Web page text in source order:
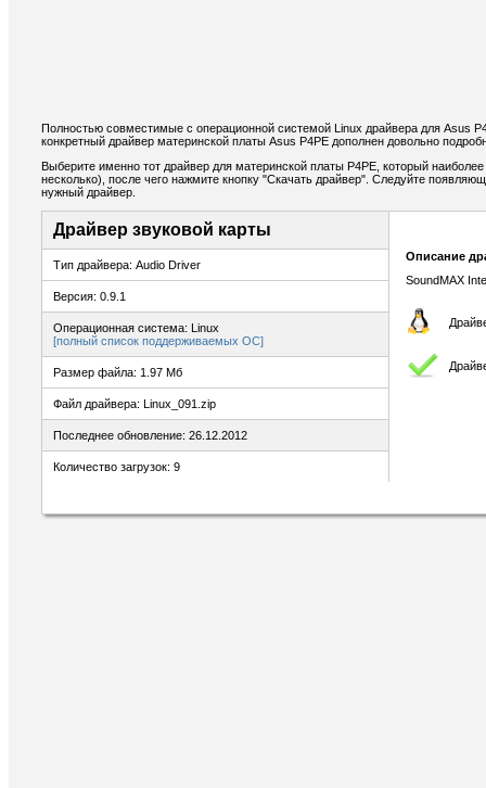
Полностью совместимые с операционной системой Linux драйвера для Asus
конкретный драйвер материнской платы Asus P4PE дополнен довольно
Выберите именно тот драйвер для материнской платы P4PE, который
несколько), после чего нажмите кнопку "Скачать драйвер". Следуйте
нужный драйвер.
Драйвер звуковой карты
Тип драйвера: Audio Driver
Версия: 0.9.1
Операционная система: Linux
[полный список поддерживаемых ОС]
Размер файла: 1.97 Мб
Файл драйвера: Linux_091.zip
Последнее обновление: 26.12.2012
Количество загрузок: 9
Описание
SoundMAX